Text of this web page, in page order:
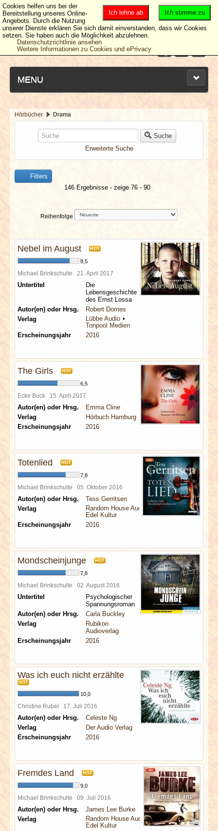
MENU
BERICHTE
SPECIALS
REDAKTION
ARCHIV
Hörbücher Drama
Suche
Erweiterte Suche
Filters
146 Ergebnisse - zeige 76 - 90
Reihenfolge
Nebel im August HOT
8,5
Michael Brinkschulte 21. April 2017
Untertitel
Die
Lebensgeschichte
des Ernst Lossa
Autor(en) oder Hrsg.
Robert Domes
Verlag
Lübbe Audio
Tonpool Medien
Erscheinungsjahr
2016
The Girls HOT
6,5
Ecke Buck 15. April 2017
Autor(en) oder Hrsg.
Emma Cline
Verlag
Hörbuch Hamburg
Erscheinungsjahr
2016
Totenlied HOT
7,8
Michael Brinkschulte 05. Oktober 2016
Autor(en) oder Hrsg.
Tess Gerritsen
Verlag
Random House Audio
Edel Kultur
Erscheinungsjahr
2016
Mondscheinjunge HOT
7,8
Michael Brinkschulte 02. August 2016
Untertitel
Psychologischer
Spannungsroman
Autor(en) oder Hrsg.
Carla Buckley
Verlag
Rubikon
Audioverlag
Erscheinungsjahr
2016
Was ich euch nicht erzählte
HOT
10,0
Christine Rubel 17. Juli 2016
Autor(en) oder Hrsg.
Celeste Ng
Verlag
Der Audio Verlag
Erscheinungsjahr
2016
Fremdes Land HOT
9,0
Michael Brinkschulte 09. Juli 2016
Autor(en) oder Hrsg.
James Lee Burke
Verlag
Random House Audio
Edel Kultur
Ich stimme zu
Ich lehne ab
Cookies helfen uns bei der
Bereitstellung unseres Online-
Angebots. Durch die Nutzung
unserer Dienste erklären Sie sich damit einverstanden, dass wir Cookies
setzen. Sie haben auch die Möglichkeit abzulehnen.
Datenschutzrichtlinie ansehen
Weitere Informationen zu Cookies und ePrivacy